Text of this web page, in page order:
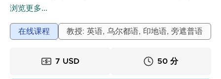
无论您是在基础知识上遇到困难，还是正在准备考试，我
学、无机化学、物理化学和基本概念等主题。我的教学风
格注重将复杂主题分解为简单的、循序渐进的解释，让您
我使用真实生活中的例子、练习题和以考试为重点的技
浏览更多...
在线课程 教授: 英语, 乌尔都语, 印地语, 旁遮普语
7 USD 50 分